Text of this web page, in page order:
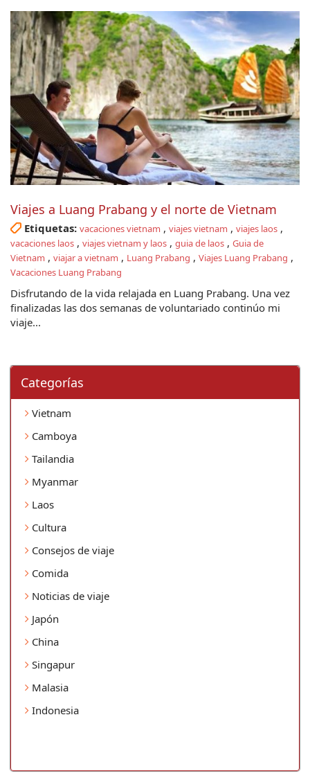
Viajes a Luang Prabang y el norte de Vietnam
Etiquetas: vacaciones vietnam , viajes vietnam , viajes laos ,
vacaciones laos , viajes vietnam y laos , guia de laos , Guia de
Vietnam , viajar a vietnam , Luang Prabang , Viajes Luang Prabang ,
Vacaciones Luang Prabang
Disfrutando de la vida relajada en Luang Prabang. Una vez
finalizadas las dos semanas de voluntariado continúo mi
viaje...
Categorí­as
Vietnam
Camboya
Tailandia
Myanmar
Laos
Cultura
Consejos de viaje
Comida
Noticias de viaje
Japón
China
Singapur
Malasia
Indonesia